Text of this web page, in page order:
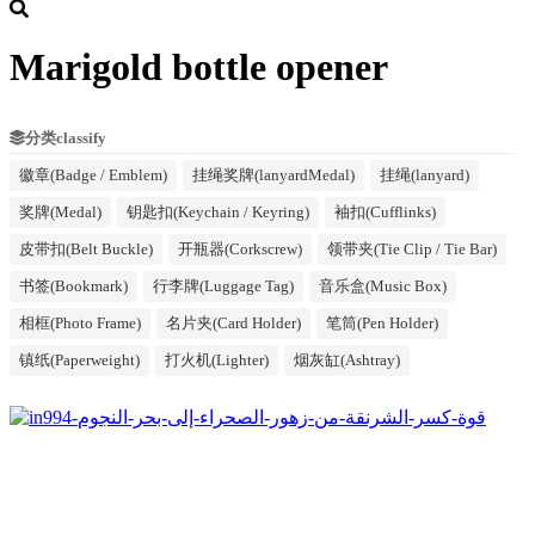
Marigold bottle opener
分类classify
徽章(Badge / Emblem) 挂绳奖牌(lanyardMedal) 挂绳(lanyard)
奖牌(Medal) 钥匙扣(Keychain / Keyring) 袖扣(Cufflinks)
皮带扣(Belt Buckle) 开瓶器(Corkscrew) 领带夹(Tie Clip / Tie Bar)
书签(Bookmark) 行李牌(Luggage Tag) 音乐盒(Music Box)
相框(Photo Frame) 名片夹(Card Holder) 笔筒(Pen Holder)
镇纸(Paperweight) 打火机(Lighter) 烟灰缸(Ashtray)